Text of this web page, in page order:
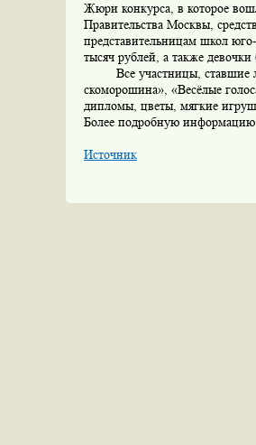
Жюри конкурса, в которое
Правительства Москвы,
представительницам школ
тысяч рублей, а также
Все участницы, ставшие
скоморошина», «Весёлые
дипломы, цветы, мягкие
Более подробную информацию
Источник